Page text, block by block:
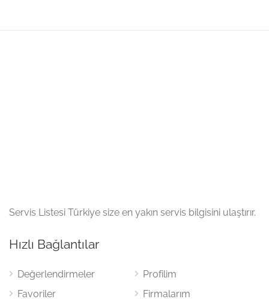
Servis Listesi Türkiye size en yakın servis bilgisini ulaştırır.
Hızlı Bağlantılar
Değerlendirmeler
Favoriler
Profilim
Firmalarım